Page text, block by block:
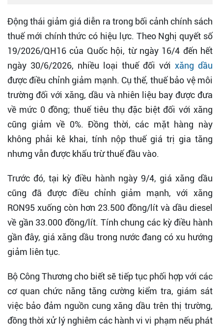
Động thái giảm giá diễn ra trong bối cảnh chính sách
thuế mới chính thức có hiệu lực. Theo Nghị quyết số
19/2026/QH16 của Quốc hội, từ ngày 16/4 đến hết
ngày 30/6/2026, nhiều loại thuế đối với xăng dầu
được điều chỉnh giảm mạnh. Cụ thể, thuế bảo vệ môi
trường đối với xăng, dầu và nhiên liệu bay được đưa
về mức 0 đồng; thuế tiêu thụ đặc biệt đối với xăng
cũng giảm về 0%. Đồng thời, các mặt hàng này
không phải kê khai, tính nộp thuế giá trị gia tăng
nhưng vẫn được khấu trừ thuế đầu vào.
Trước đó, tại kỳ điều hành ngày 9/4, giá xăng dầu
cũng đã được điều chỉnh giảm mạnh, với xăng
RON95 xuống còn hơn 23.500 đồng/lít và dầu diesel
về gần 33.000 đồng/lít. Tính chung các kỳ điều hành
gần đây, giá xăng dầu trong nước đang có xu hướng
giảm liên tục.
Bộ Công Thương cho biết sẽ tiếp tục phối hợp với các
cơ quan chức năng tăng cường kiểm tra, giám sát
việc bảo đảm nguồn cung xăng dầu trên thị trường,
đồng thời xử lý nghiêm các hành vi vi phạm nếu phát